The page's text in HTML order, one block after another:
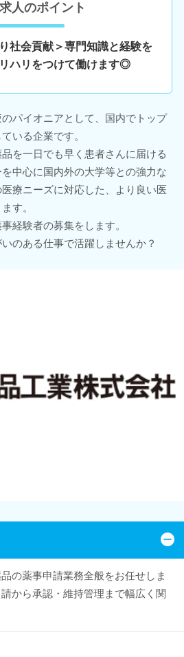
人のポイント
社会貢献＞専門知識と経験を
ハリをつけて働けます◎
パイオニアとして、国内でトップ
いる企業です。
を一日でも早く患者さんに届ける
中心に国内外の大学等との強力な
療ニーズに対応した、より良い医
す。
経験者の募集をします。
のある仕事で活躍しませんか？
の薬事申請業務全般をお任せしま
から承認・維持管理まで幅広く関